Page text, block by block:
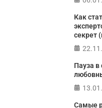
Как
секрет
Пауза в
Самые